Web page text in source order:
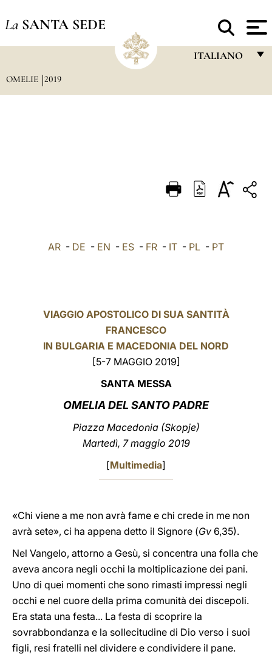
La SANTA SEDE
ITALIANO
DEUTSCH
العربيّة
OMELIE 2019
AR - DE - EN - ES - FR - IT - PL - PT
VIAGGIO APOSTOLICO DI SUA SANTITÀ
FRANCESCO
IN BULGARIA E MACEDONIA DEL NORD
[5-7 MAGGIO 2019]
SANTA MESSA
OMELIA DEL SANTO PADRE
Piazza Macedonia (Skopje)
Martedì, 7 maggio 2019
[Multimedia]
«Chi viene a me non avrà fame e chi crede in me non
avrà sete», ci ha appena detto il Signore (Gv 6,35).
Nel Vangelo, attorno a Gesù, si concentra una folla che
aveva ancora negli occhi la moltiplicazione dei pani.
Uno di quei momenti che sono rimasti impressi negli
occhi e nel cuore della prima comunità dei discepoli.
Era stata una festa... La festa di scoprire la
sovrabbondanza e la sollecitudine di Dio verso i suoi
figli, resi fratelli nel dividere e condividere il pane.